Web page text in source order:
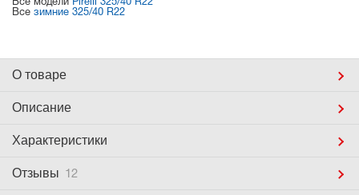
Все модели Pirelli 325/40 R22
Все зимние 325/40 R22
О товаре
Описание
Характеристики
Отзывы 12